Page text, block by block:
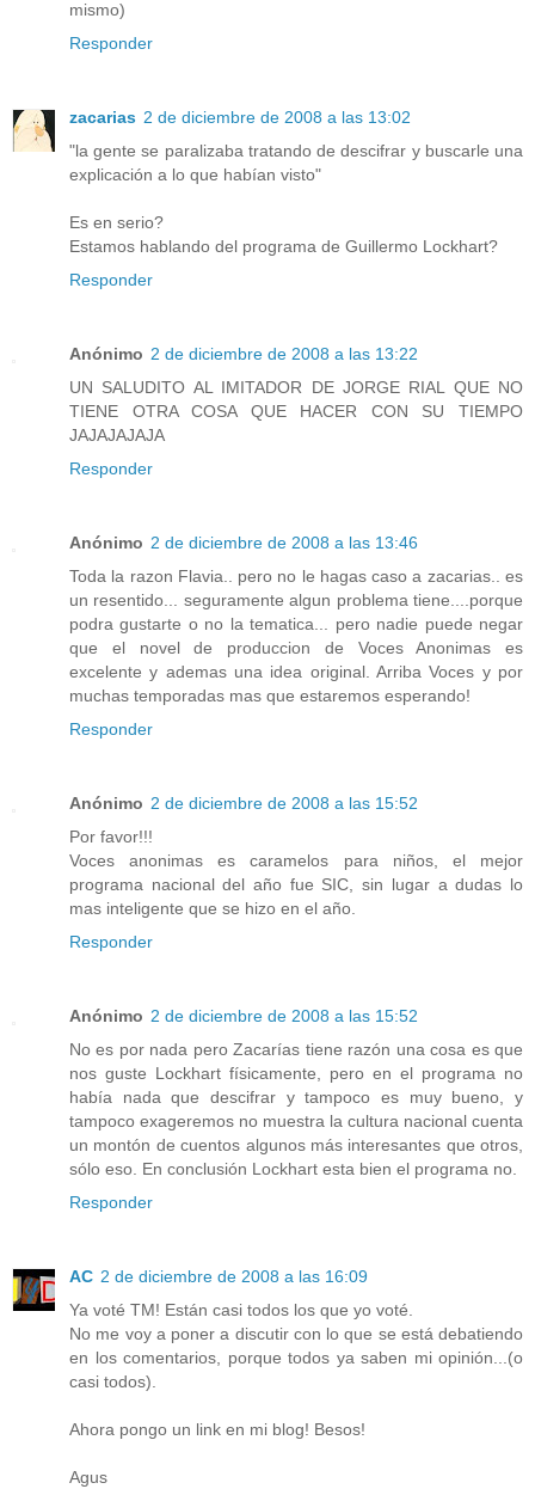
mismo)
Responder
zacarias 2 de diciembre de 2008 a las 13:02
"la gente se paralizaba tratando de descifrar y buscarle una
explicación a lo que habían visto"
Es en serio?
Estamos hablando del programa de Guillermo Lockhart?
Responder
Anónimo 2 de diciembre de 2008 a las 13:22
UN SALUDITO AL IMITADOR DE JORGE RIAL QUE NO
TIENE OTRA COSA QUE HACER CON SU TIEMPO
JAJAJAJAJA
Responder
Anónimo 2 de diciembre de 2008 a las 13:46
Toda la razon Flavia.. pero no le hagas caso a zacarias.. es
un resentido... seguramente algun problema tiene....porque
podra gustarte o no la tematica... pero nadie puede negar
que el novel de produccion de Voces Anonimas es
excelente y ademas una idea original. Arriba Voces y por
muchas temporadas mas que estaremos esperando!
Responder
Anónimo 2 de diciembre de 2008 a las 15:52
Por favor!!!
Voces anonimas es caramelos para niños, el mejor
programa nacional del año fue SIC, sin lugar a dudas lo
mas inteligente que se hizo en el año.
Responder
Anónimo 2 de diciembre de 2008 a las 15:52
No es por nada pero Zacarías tiene razón una cosa es que
nos guste Lockhart físicamente, pero en el programa no
había nada que descifrar y tampoco es muy bueno, y
tampoco exageremos no muestra la cultura nacional cuenta
un montón de cuentos algunos más interesantes que otros,
sólo eso. En conclusión Lockhart esta bien el programa no.
Responder
AC 2 de diciembre de 2008 a las 16:09
Ya voté TM! Están casi todos los que yo voté.
No me voy a poner a discutir con lo que se está debatiendo
en los comentarios, porque todos ya saben mi opinión...(o
casi todos).
Ahora pongo un link en mi blog! Besos!
Agus